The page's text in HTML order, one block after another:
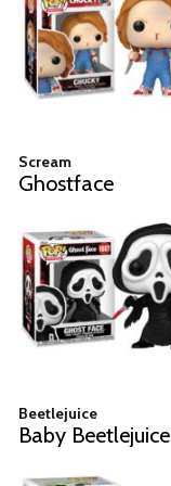
Scream
Ghostface
Beetlejuice
Baby Beetlejuice